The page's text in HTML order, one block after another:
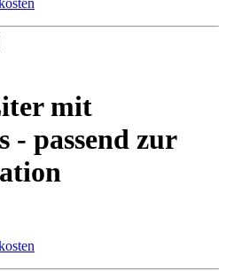
mit
- passend zur